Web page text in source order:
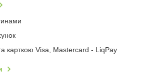
карткою Visa, Mastercard - LiqPay